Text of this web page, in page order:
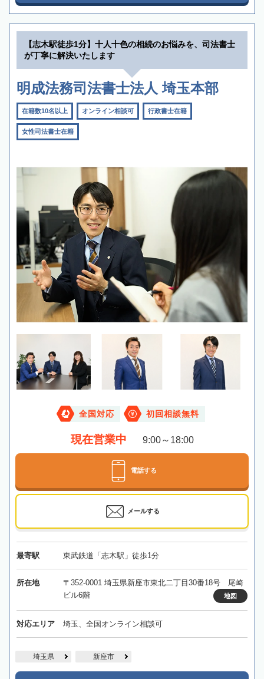
【志木駅徒歩1分】十人十色の相続のお悩みを、司法書士
が丁寧に解決いたします
明成法務司法書士法人 埼玉本部
在籍数10名以上 オンライン相談可 行政書士在籍
女性司法書士在籍
全国対応 初回相談無料
現在営業中 9:00～18:00
電話する
メールする
最寄駅 東武鉄道「志木駅」徒歩1分
所在地
〒352-0001 埼玉県新座市東北二丁目30番18号 尾崎
ビル6階
地図
対応エリア 埼玉、全国オンライン相談可
埼玉県 新座市